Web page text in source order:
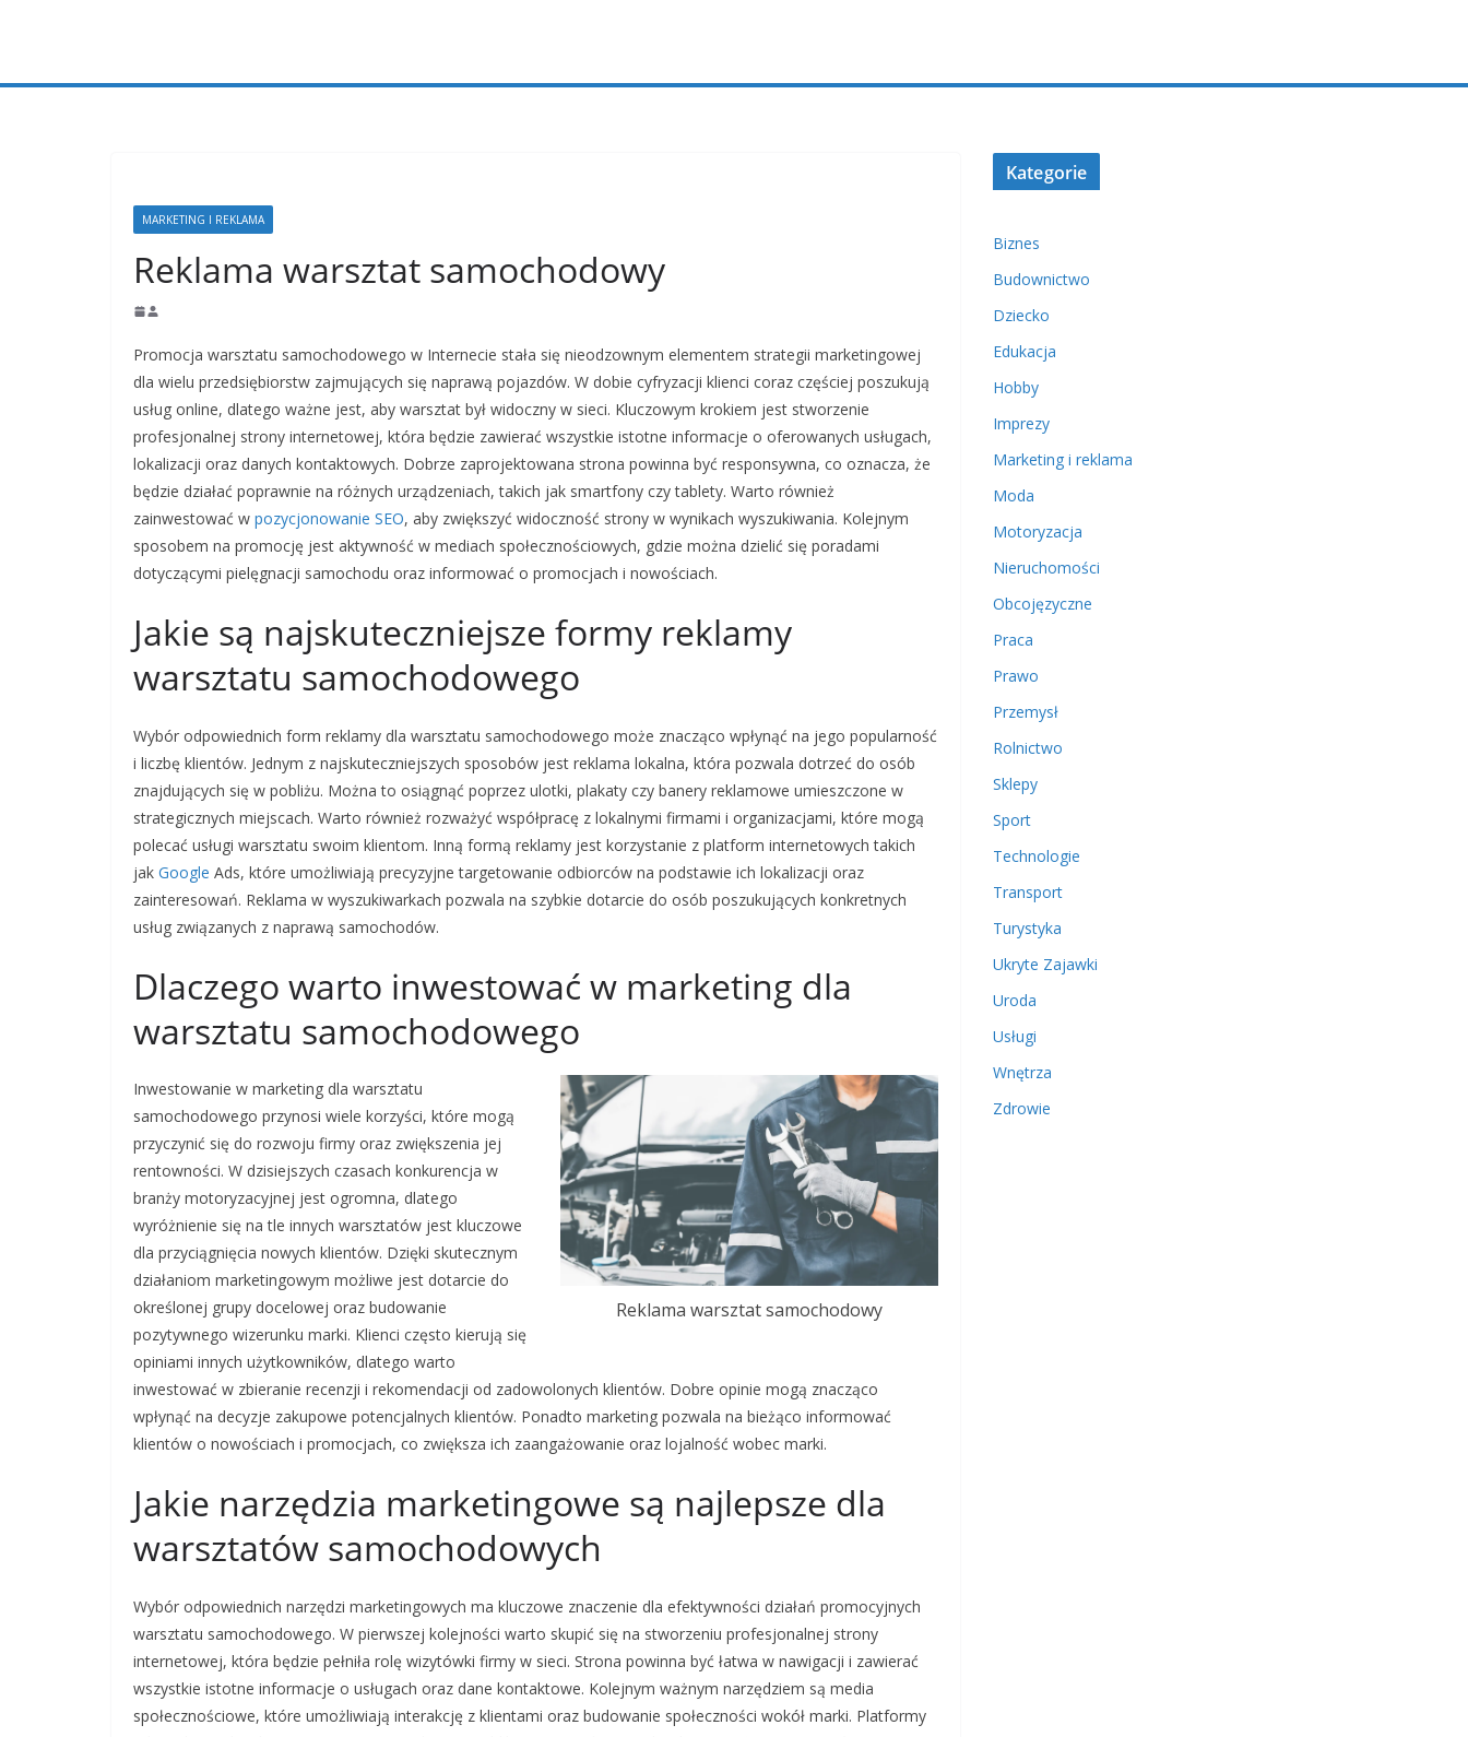
MARKETING I REKLAMA
Reklama warsztat samochodowy
Promocja warsztatu samochodowego w Internecie stała się nieodzownym elementem strategii marketingowej
dla wielu przedsiębiorstw zajmujących się naprawą pojazdów. W dobie cyfryzacji klienci coraz częściej poszukują
usług online, dlatego ważne jest, aby warsztat był widoczny w sieci. Kluczowym krokiem jest stworzenie
profesjonalnej strony internetowej, która będzie zawierać wszystkie istotne informacje o oferowanych usługach,
lokalizacji oraz danych kontaktowych. Dobrze zaprojektowana strona powinna być responsywna, co oznacza, że
będzie działać poprawnie na różnych urządzeniach, takich jak smartfony czy tablety. Warto również
zainwestować w pozycjonowanie SEO, aby zwiększyć widoczność strony w wynikach wyszukiwania. Kolejnym
sposobem na promocję jest aktywność w mediach społecznościowych, gdzie można dzielić się poradami
dotyczącymi pielęgnacji samochodu oraz informować o promocjach i nowościach.
Jakie są najskuteczniejsze formy reklamy
warsztatu samochodowego
Wybór odpowiednich form reklamy dla warsztatu samochodowego może znacząco wpłynąć na jego popularność
i liczbę klientów. Jednym z najskuteczniejszych sposobów jest reklama lokalna, która pozwala dotrzeć do osób
znajdujących się w pobliżu. Można to osiągnąć poprzez ulotki, plakaty czy banery reklamowe umieszczone w
strategicznych miejscach. Warto również rozważyć współpracę z lokalnymi firmami i organizacjami, które mogą
polecać usługi warsztatu swoim klientom. Inną formą reklamy jest korzystanie z platform internetowych takich
jak Google Ads, które umożliwiają precyzyjne targetowanie odbiorców na podstawie ich lokalizacji oraz
zainteresowań. Reklama w wyszukiwarkach pozwala na szybkie dotarcie do osób poszukujących konkretnych
usług związanych z naprawą samochodów.
Dlaczego warto inwestować w marketing dla
warsztatu samochodowego
Reklama warsztat samochodowy
Inwestowanie w marketing dla warsztatu
samochodowego przynosi wiele korzyści, które mogą
przyczynić się do rozwoju firmy oraz zwiększenia jej
rentowności. W dzisiejszych czasach konkurencja w
branży motoryzacyjnej jest ogromna, dlatego
wyróżnienie się na tle innych warsztatów jest kluczowe
dla przyciągnięcia nowych klientów. Dzięki skutecznym
działaniom marketingowym możliwe jest dotarcie do
określonej grupy docelowej oraz budowanie
pozytywnego wizerunku marki. Klienci często kierują się
opiniami innych użytkowników, dlatego warto
inwestować w zbieranie recenzji i rekomendacji od zadowolonych klientów. Dobre opinie mogą znacząco
wpłynąć na decyzje zakupowe potencjalnych klientów. Ponadto marketing pozwala na bieżąco informować
klientów o nowościach i promocjach, co zwiększa ich zaangażowanie oraz lojalność wobec marki.
Jakie narzędzia marketingowe są najlepsze dla
warsztatów samochodowych
Wybór odpowiednich narzędzi marketingowych ma kluczowe znaczenie dla efektywności działań promocyjnych
warsztatu samochodowego. W pierwszej kolejności warto skupić się na stworzeniu profesjonalnej strony
internetowej, która będzie pełniła rolę wizytówki firmy w sieci. Strona powinna być łatwa w nawigacji i zawierać
wszystkie istotne informacje o usługach oraz dane kontaktowe. Kolejnym ważnym narzędziem są media
społecznościowe, które umożliwiają interakcję z klientami oraz budowanie społeczności wokół marki. Platformy
Kategorie
Biznes
Budownictwo
Dziecko
Edukacja
Hobby
Imprezy
Marketing i reklama
Moda
Motoryzacja
Nieruchomości
Obcojęzyczne
Praca
Prawo
Przemysł
Rolnictwo
Sklepy
Sport
Technologie
Transport
Turystyka
Ukryte Zajawki
Uroda
Usługi
Wnętrza
Zdrowie